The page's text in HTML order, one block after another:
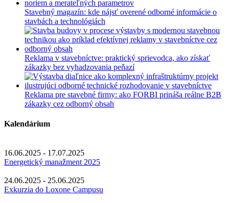
Stavebný magazín: kde nájsť overené odborné informácie o
stavbách a technológiách
Reklama v stavebníctve: praktický sprievodca, ako získať
zákazky bez vyhadzovania peňazí
Reklama pre stavebné firmy: ako FORBI prináša reálne B2B
zákazky cez odborný obsah
Kalendárium
16.06.2025 - 17.07.2025
Energetický manažment 2025
24.06.2025 - 25.06.2025
Exkurzia do Loxone Campusu